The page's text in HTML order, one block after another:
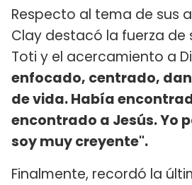
Respecto al tema de sus
Clay destacó la fuerza de
Toti y el acercamiento a
enfocado, centrado,
de vida. Había
encontrado a Jesús. Yo
soy muy creyente".
Finalmente, recordó la